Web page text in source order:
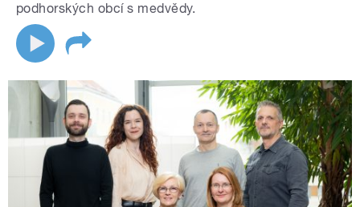
podhorských obcí s medvědy.